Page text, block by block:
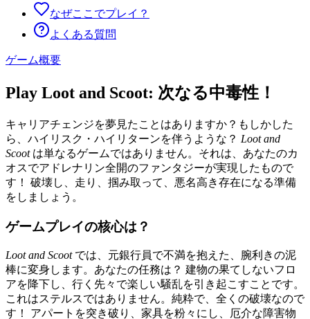
なぜここでプレイ？
よくある質問
ゲーム概要
Play Loot and Scoot: 次なる中毒性！
キャリアチェンジを夢見たことはありますか？もしかした
ら、ハイリスク・ハイリターンを伴うような？ Loot and
Scootは単なるゲームではありません。それは、あなたのカ
オスでアドレナリン全開のファンタジーが実現したもので
す！ 破壊し、走り、掴み取って、悪名高き存在になる準備
をしましょう。
ゲームプレイの核心は？
Loot and Scootでは、元銀行員で不満を抱えた、腕利きの泥
棒に変身します。あなたの任務は？ 建物の果てしないフロ
アを降下し、行く先々で楽しい騒乱を引き起こすことです。
これはステルスではありません。純粋で、全くの破壊なので
す！ アパートを突き破り、家具を粉々にし、厄介な障害物